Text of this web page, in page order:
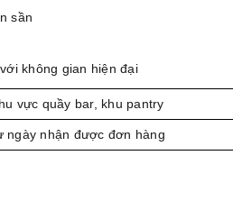
sần
không gian hiện đại
vực quầy bar, khu pantry
ngày nhận được đơn hàng